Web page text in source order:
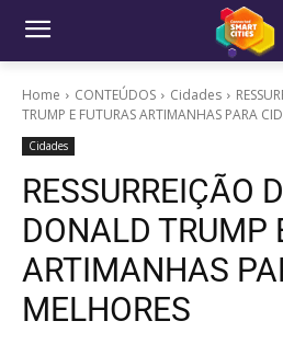
Home CONTEÚDOS Cidades
TRUMP E FUTURAS ARTIMANHAS PARA
Cidades
RESSURREIÇÃO
DONALD TRUMP
ARTIMANHAS
MELHORES